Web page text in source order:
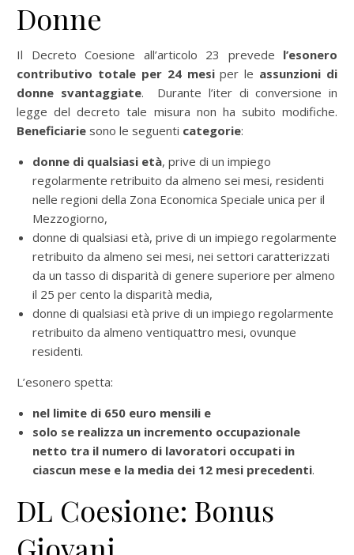
Donne
Il Decreto Coesione all’articolo 23 prevede l’esonero
contributivo totale per 24 mesiper le assunzioni di
donne svantaggiate. Durante l’iter di conversione in
legge del decreto tale misura non ha subito modifiche.
Beneficiarie sono le seguenti categorie:
donne di qualsiasi età, prive di un impiego
regolarmente retribuito da almeno sei mesi, residenti
nelle regioni della Zona Economica Speciale unica per il
Mezzogiorno,
donne di qualsiasi età, prive di un impiego regolarmente
retribuito da almeno sei mesi, nei settori caratterizzati
da un tasso di disparità di genere superiore per almeno
il 25 per cento la disparità media,
donne di qualsiasi età prive di un impiego regolarmente
retribuito da almeno ventiquattro mesi, ovunque
residenti.
L’esonero spetta:
nel limite di 650 euro mensili e
solo se realizza un incremento occupazionale
netto tra il numero di lavoratori occupati in
ciascun mese e la media dei 12 mesi precedenti.
DL Coesione: Bonus